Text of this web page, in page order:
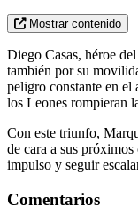
Mostrar contenido
Diego Casas, héroe
también por su
peligro constante en el
los Leones rompieran
Con este triunfo,
de cara a sus
impulso y seguir
Comentarios